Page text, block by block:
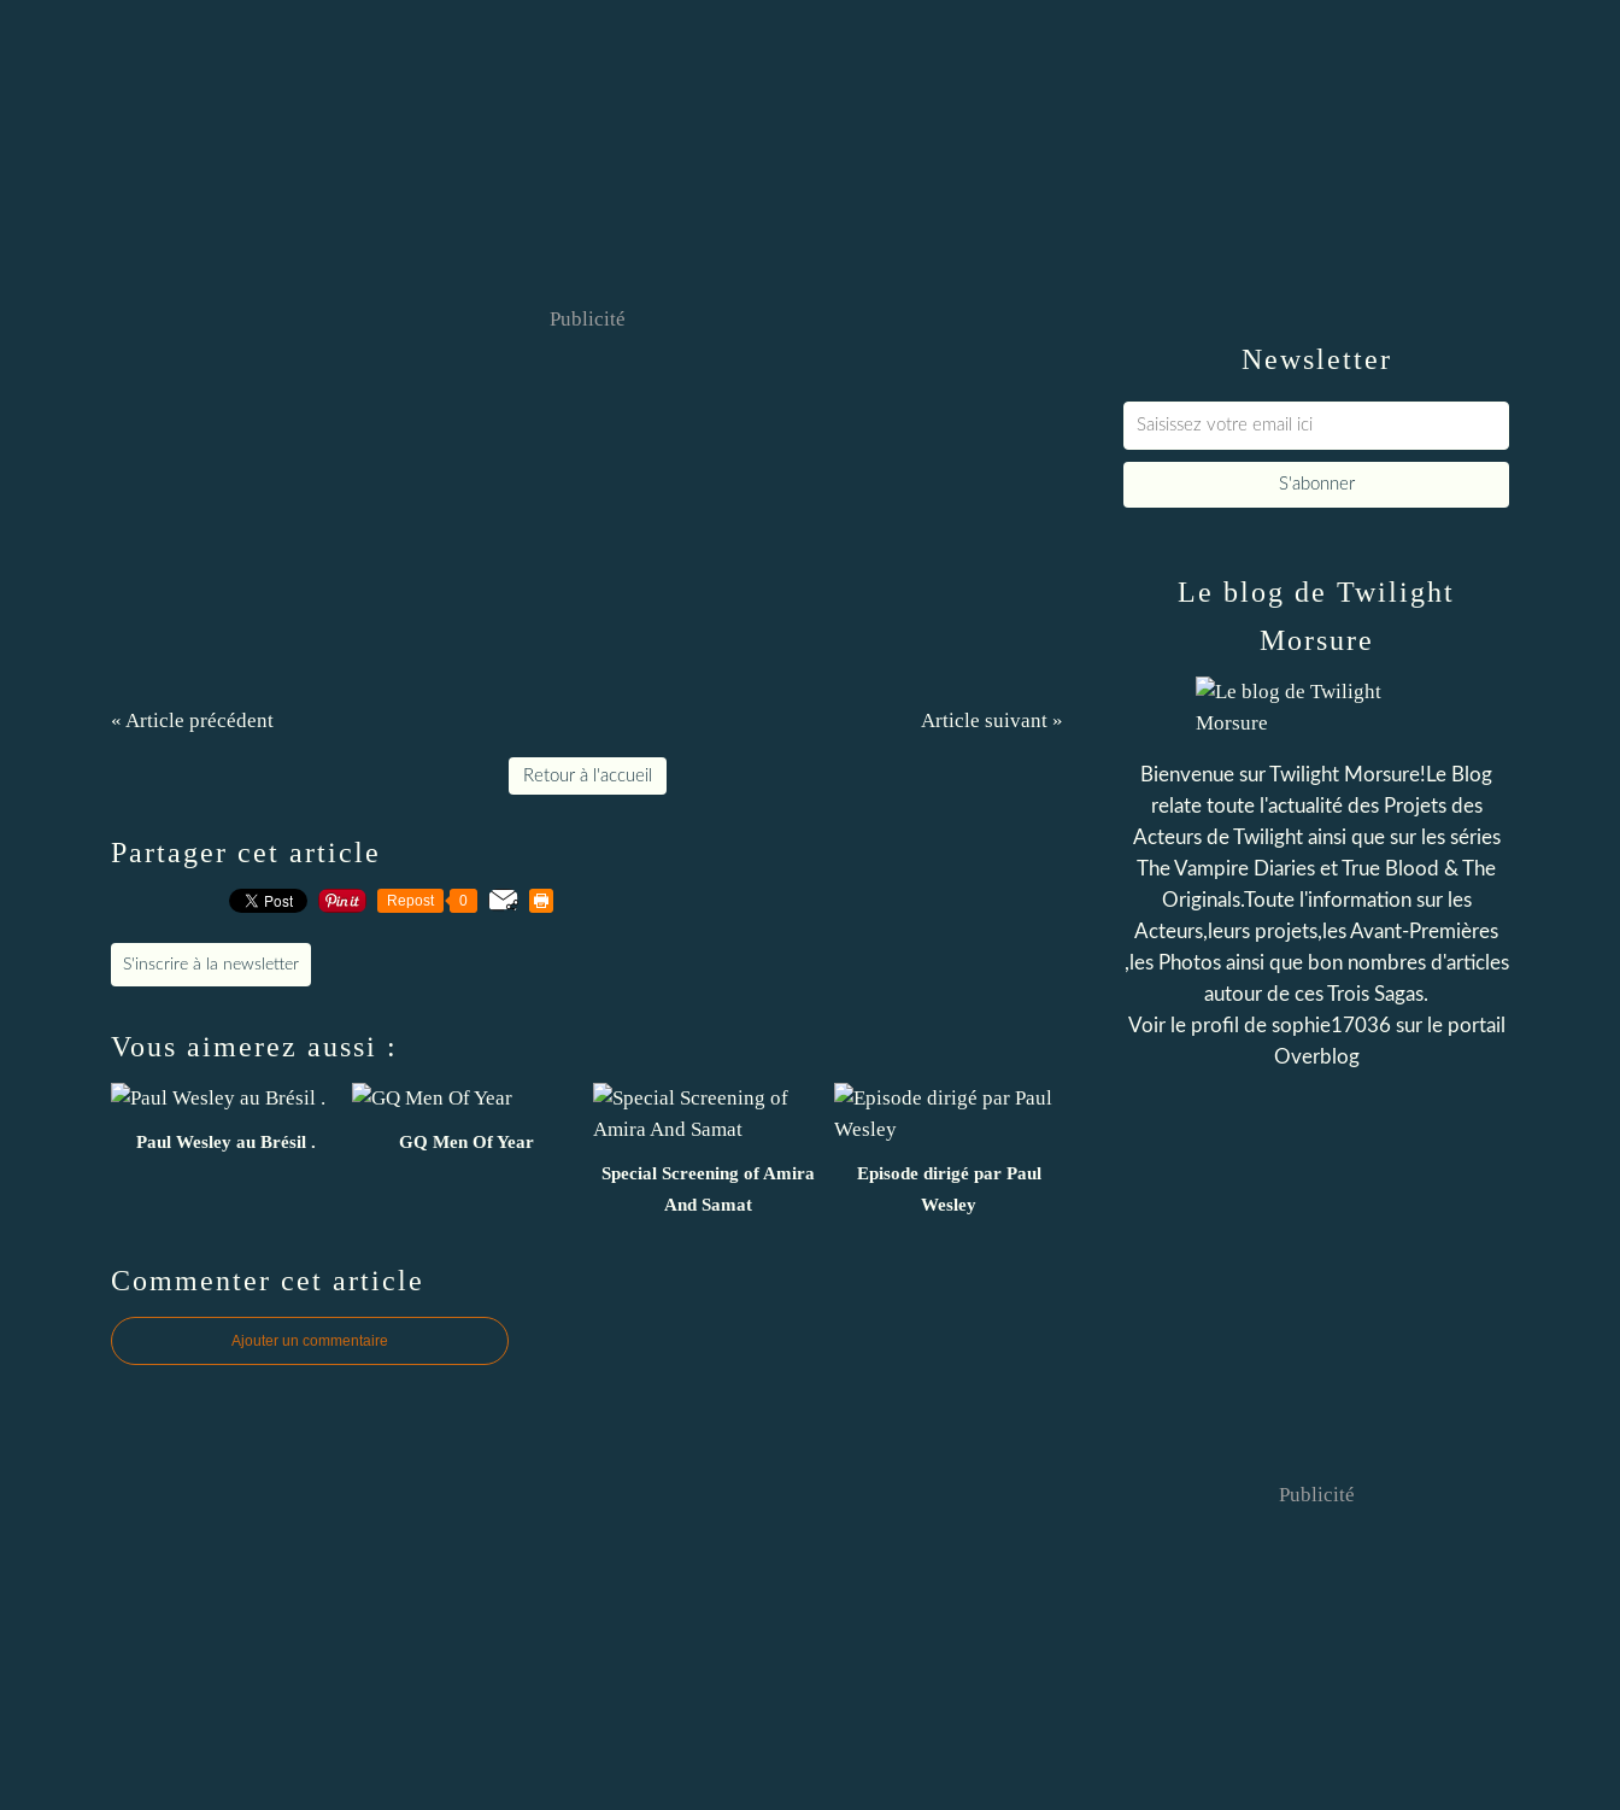
Publicité
« Article précédent Article suivant »
Retour à l'accueil
Partager cet article
Repost 0
S'inscrire à la newsletter
Vous aimerez aussi :
Paul Wesley au Brésil .
GQ Men Of Year
Special Screening of Amira
And Samat
Episode dirigé par Paul
Wesley
Commenter cet article
Ajouter un commentaire
Newsletter
Le blog de Twilight
Morsure
Bienvenue sur Twilight Morsure!Le Blog
relate toute l'actualité des Projets des
Acteurs de Twilight ainsi que sur les séries
The Vampire Diaries et True Blood & The
Originals.Toute l'information sur les
Acteurs,leurs projets,les Avant-Premières
,les Photos ainsi que bon nombres d'articles
autour de ces Trois Sagas.
Voir le profil de sophie17036 sur le portail
Overblog
Publicité